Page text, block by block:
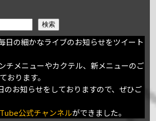
検索
日の細かなライブのお知らせをツイート
チメニューやカクテル、新メニューのご
おります。
のお知らせをしておりますので、ぜひご
公式チャンネルができました。